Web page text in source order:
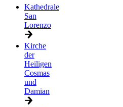
Kathedrale
San
Lorenzo
Kirche
der
Heiligen
Cosmas
und
Damian